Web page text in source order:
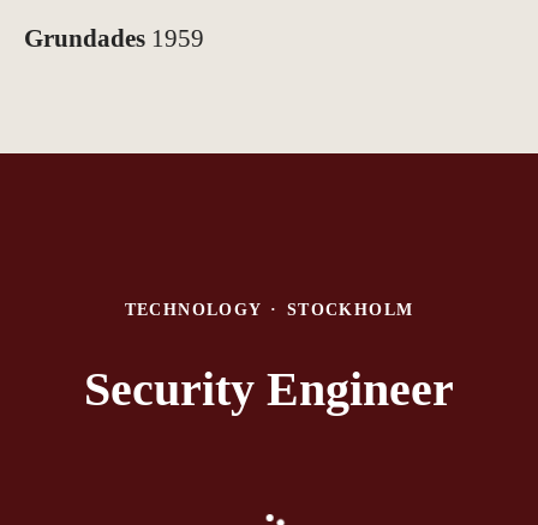
Grundades 1959
TECHNOLOGY · STOCKHOLM
Security Engineer